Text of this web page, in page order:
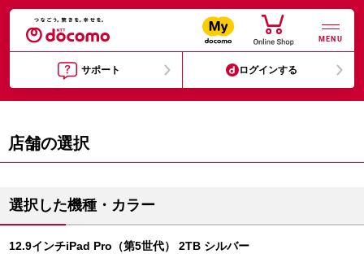
MENU
サポート ログインする
店舗の選択
選択した機種・カラー
12.9インチiPad Pro（第5世代） 2TB シルバー